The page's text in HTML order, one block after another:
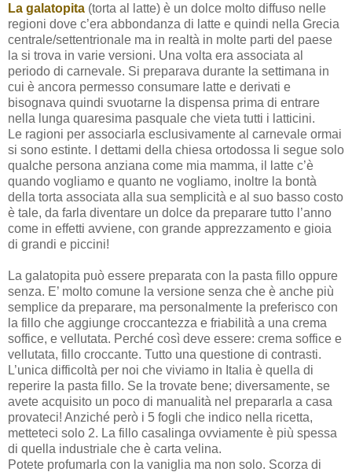
La galatopita (torta al latte) è un dolce molto diffuso nelle
regioni dove c’era abbondanza di latte e quindi nella Grecia
centrale/settentrionale ma in realtà in molte parti del paese
la si trova in varie versioni. Una volta era associata al
periodo di carnevale. Si preparava durante la settimana in
cui è ancora permesso consumare latte e derivati e
bisognava quindi svuotarne la dispensa prima di entrare
nella lunga quaresima pasquale che vieta tutti i latticini.
Le ragioni per associarla esclusivamente al carnevale ormai
si sono estinte. I dettami della chiesa ortodossa li segue solo
qualche persona anziana come mia mamma, il latte c’è
quando vogliamo e quanto ne vogliamo, inoltre la bontà
della torta associata alla sua semplicità e al suo basso costo
è tale, da farla diventare un dolce da preparare tutto l’anno
come in effetti avviene, con grande apprezzamento e gioia
di grandi e piccini!
La galatopita può essere preparata con la pasta fillo oppure
senza. E’ molto comune la versione senza che è anche più
semplice da preparare, ma personalmente la preferisco con
la fillo che aggiunge croccantezza e friabilità a una crema
soffice, e vellutata. Perché così deve essere: crema soffice e
vellutata, fillo croccante. Tutto una questione di contrasti.
L’unica difficoltà per noi che viviamo in Italia è quella di
reperire la pasta fillo. Se la trovate bene; diversamente, se
avete acquisito un poco di manualità nel prepararla a casa
provateci! Anziché però i 5 fogli che indico nella ricetta,
metteteci solo 2. La fillo casalinga ovviamente è più spessa
di quella industriale che è carta velina.
Potete profumarla con la vaniglia ma non solo. Scorza di